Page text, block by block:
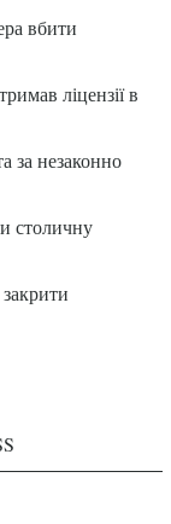
вбити
ліцензії в
за незаконно
столичну